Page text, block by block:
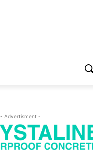
- Advertisment -